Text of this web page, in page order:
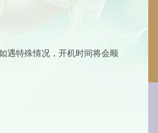
遇特殊情况，开机时间将会顺